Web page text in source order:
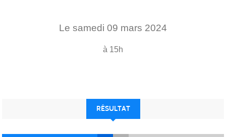
Le samedi 09 mars 2024
à 15h
RÉSULTAT